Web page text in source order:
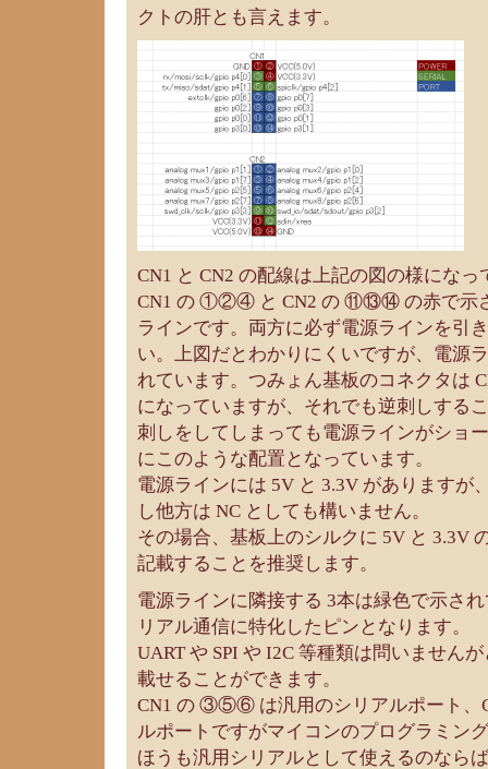
クトの肝とも言えます。
CN1 と CN2 の配線は上記の図の様になっ
CN1 の ①②④ と CN2 の ⑪⑬⑭ の赤で示
ラインです。両方に必ず電源ラインを引
い。上図だとわかりにくいですが、電源
れています。つみょん基板のコネクタは
になっていますが、それでも逆刺しする
刺しをしてしまっても電源ラインがショ
にこのような配置となっています。
電源ラインには 5V と 3.3V がありますが
し他方は NC としても構いません。
その場合、基板上のシルクに 5V と 3.3V
記載することを推奨します。
電源ラインに隣接する 3本は緑色で示さ
リアル通信に特化したピンとなります。
UART や SPI や I2C 等種類は問いません
載せることができます。
CN1 の ③⑤⑥ は汎用のシリアルポート
ルポートですがマイコンのプログラミン
ほうも汎用シリアルとして使えるのなら